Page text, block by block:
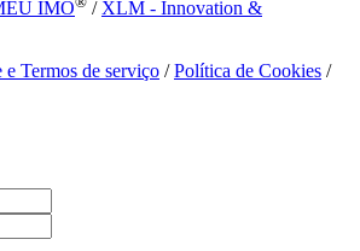
IMO / XLM - Innovation &
Termos de serviço /Política de Cookies /